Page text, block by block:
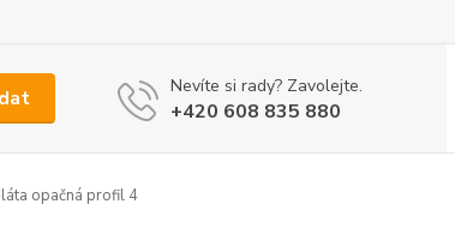
Nevíte si rady? Zavolejte.
+420 608 835 880
opačná profil 4